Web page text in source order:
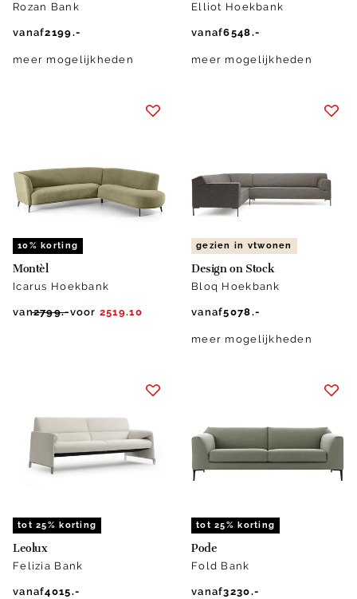
Rozan Bank
vanaf2199.-
meer mogelijkheden
Elliot Hoekbank
vanaf6548.-
meer mogelijkheden
10% korting
Montèl
Icarus Hoekbank
van2799.-voor 2519.10
gezien in vtwonen
Design on Stock
Bloq Hoekbank
vanaf5078.-
meer mogelijkheden
tot 25% korting
Leolux
Felizia Bank
vanaf4015.-
tot 25% korting
Pode
Fold Bank
vanaf3230.-